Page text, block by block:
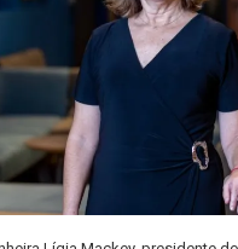
Lígia Mackey, presidente do